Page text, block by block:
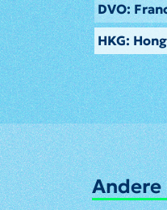
DVO:
HKG:
Andere